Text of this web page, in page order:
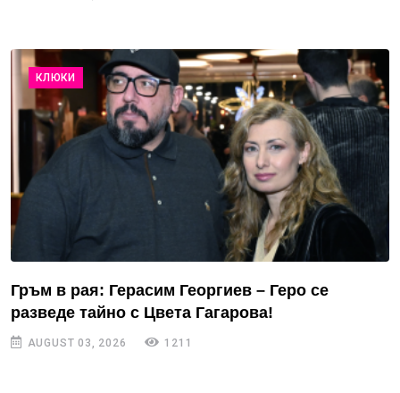
КЛЮКИ
Гръм в рая: Герасим Георгиев – Геро се
разведе тайно с Цвета Гагарова!
AUGUST 03, 2026 1211